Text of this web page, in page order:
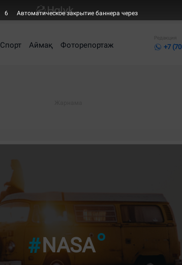
Спорт Аймақ Фоторепортаж
Редакция
+7
NASA"2-ШІ
6 Автоматическое закрытие баннера через